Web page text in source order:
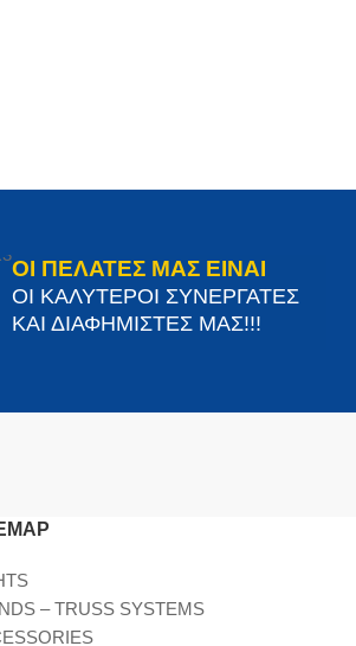
ΟΙ ΠΕΛΑΤΕΣ ΜΑΣ ΕΙΝΑΙ
ΟΙ ΚΑΛΥΤΕΡΟΙ ΣΥΝΕΡΓΑΤΕΣ
ΚΑΙ ΔΙΑΦΗΜΙΣΤΕΣ ΜΑΣ!!!
– TRUSS SYSTEMS